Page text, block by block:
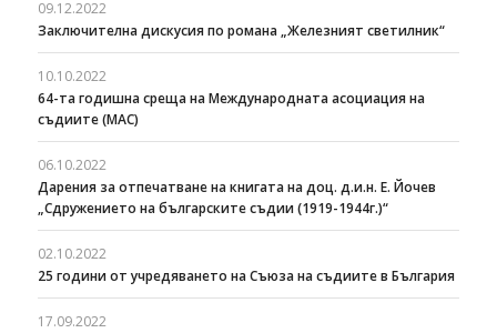
09.12.2022
Заключителна дискусия по романа „Железният светилник“
10.10.2022
64-та годишна среща на Международната асоциация на
съдиите (МАС)
06.10.2022
Дарения за отпечатване на книгата на доц. д.и.н. Е. Йочев
„Сдружението на българските съдии (1919-1944г.)“
02.10.2022
25 години от учредяването на Съюза на съдиите в България
17.09.2022